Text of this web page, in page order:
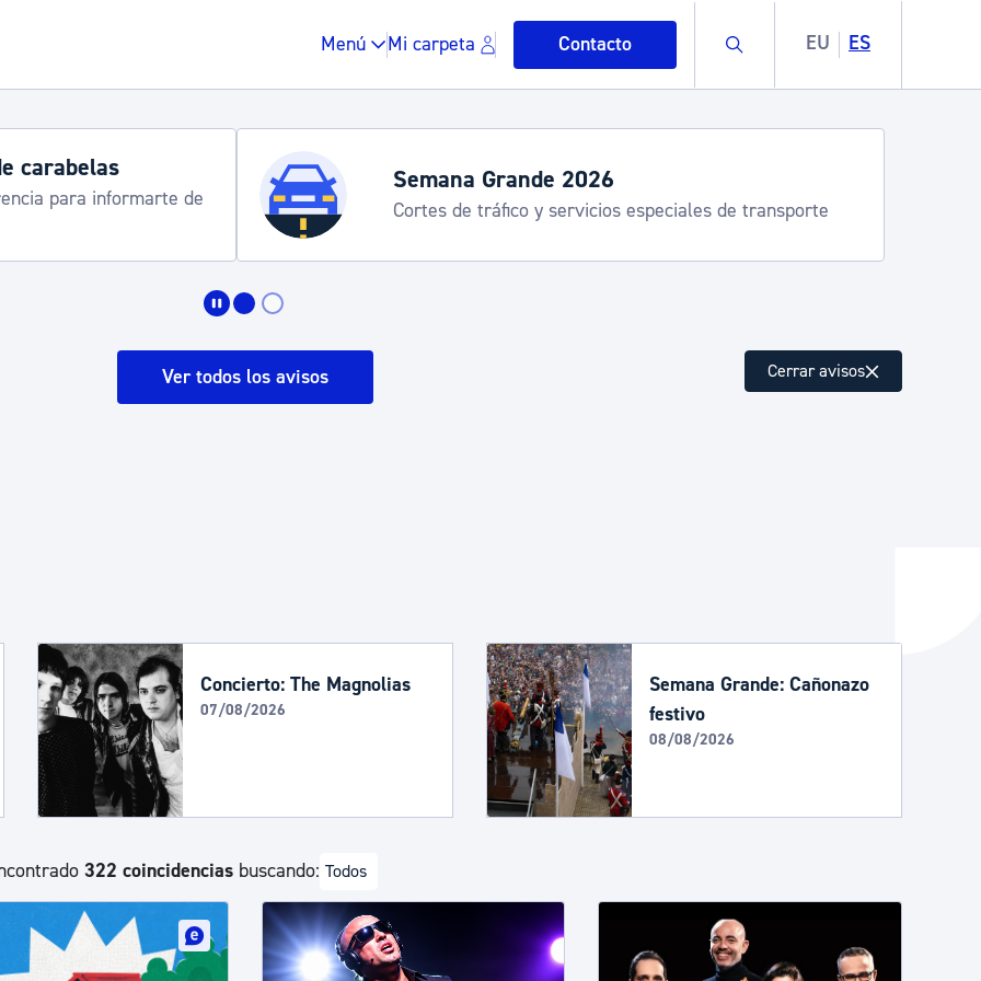
Menú Mi carpeta Contacto Buscar EU ES
Espacio público, residuos y medioambiente
Igualdad, Derechos Humanos y convivencia
Horarios y servicios de verano
Udalinfo, Donostia Kirola, Donostia Kultura, San Telmo,
Urgull, Hondalea, Turismo
Ver todos los avisos Cerrar avisos
Concierto: The Magnolias
07/08/2026
Semana Grande: Cañonazo
festivo
08/08/2026
322 coincidenciasbuscando: Todos